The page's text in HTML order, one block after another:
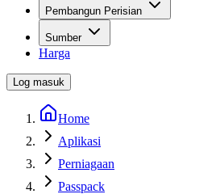
Pembangun Perisian
Sumber
Harga
Log masuk
Home
Aplikasi
Perniagaan
Passpack